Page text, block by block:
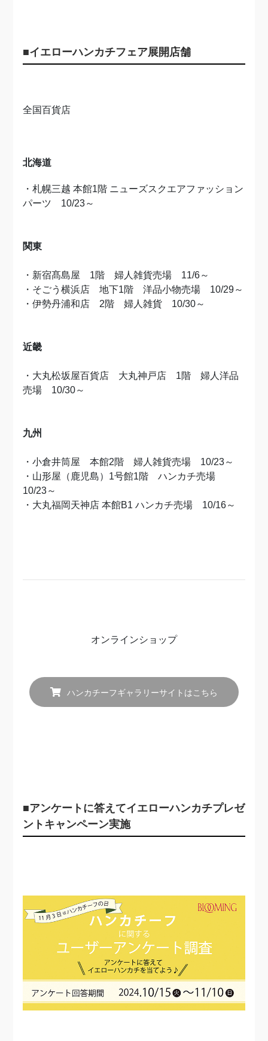
■イエローハンカチフェア展開店舗
全国百貨店
北海道
・札幌三越 本館1階 ニューズスクエアファッション
パーツ 10/23～
関東
・新宿髙島屋 1階 婦人雑貨売場 11/6～
・ そごう横浜店地下1階 洋品小物売場 10/29～
・伊勢丹浦和店 2階 婦人雑貨 10/30～
近畿
・大丸松坂屋百貨店 大丸神戸店 1階 婦人洋品
売場 10/30～
九州
・小倉井筒屋 本館2階 婦人雑貨売場 10/23～
・山形屋（鹿児島）1号館1階 ハンカチ売場
10/23～
・大丸福岡天神店 本館B1 ハンカチ売場 10/16～
オンラインショップ
ハンカチーフギャラリーサイトはこちら
■アンケートに答えてイエローハンカチプレゼ
ントキャンペーン実施